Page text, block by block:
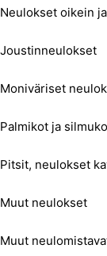
Neulokset oikein
Joustinneulokset
Moniväriset
Palmikot ja
Pitsit, neulokset
Muut neulokset
Muut